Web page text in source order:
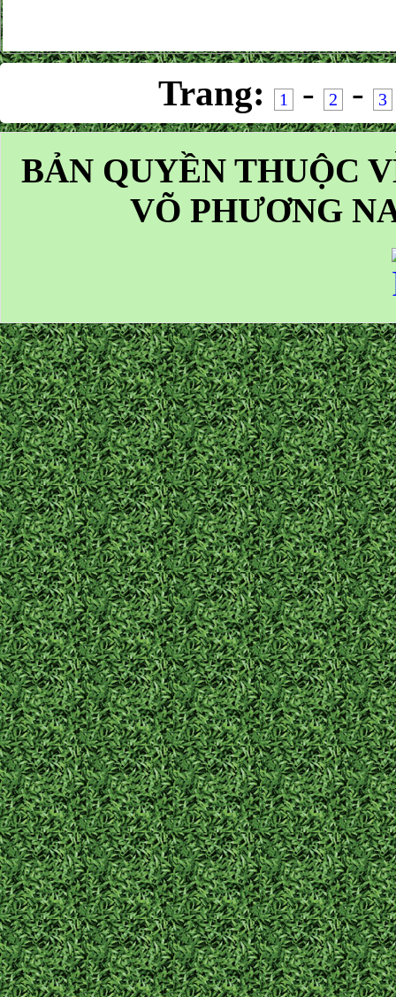
Trang: 1 - 2 - 3
BẢN QUYỀN THUỘC
VÕ PHƯƠNG